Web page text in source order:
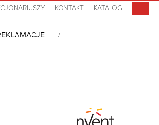
KONTAKT KATALOG